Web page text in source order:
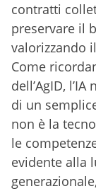
contratti
preservare il
valorizzando
Come
dell’AgID,
di un
non è la
le
evidente alla